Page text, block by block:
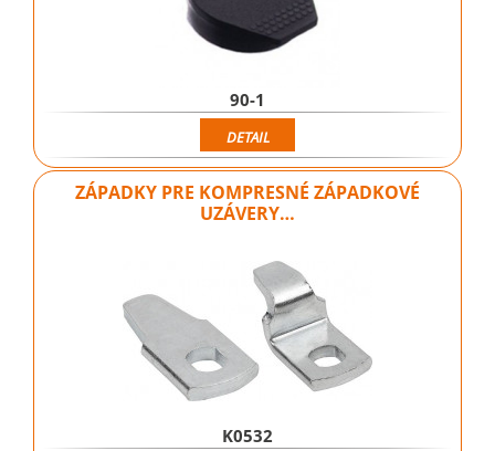
90-1
DETAIL
ZÁPADKY PRE KOMPRESNÉ ZÁPADKOVÉ
UZÁVERY…
K0532